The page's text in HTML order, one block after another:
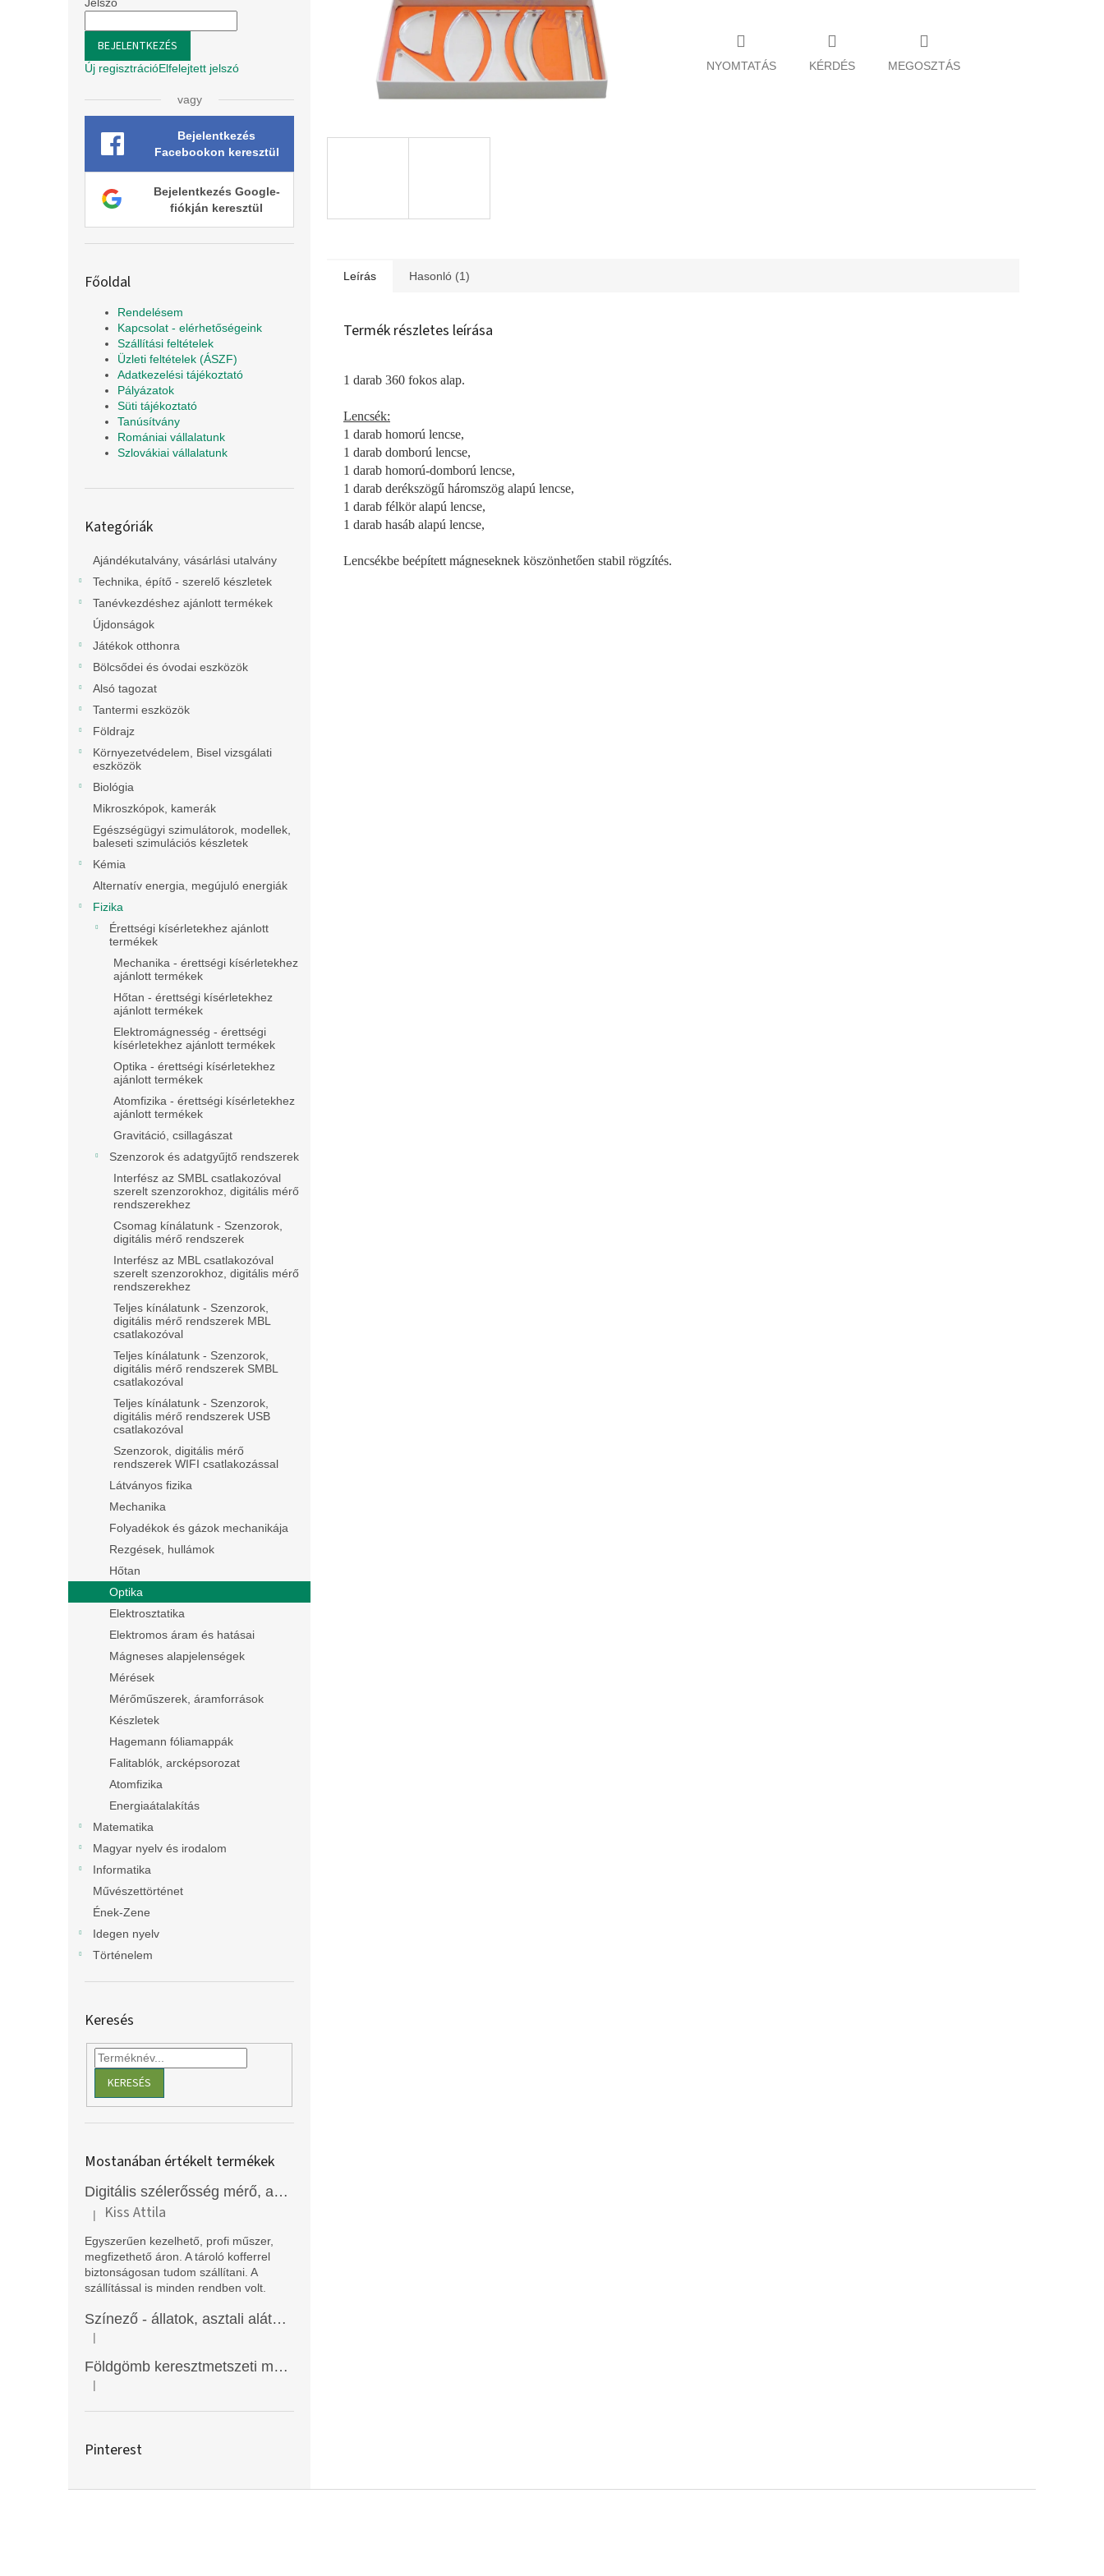
BEJELENTKEZÉS
Új regisztrációElfelejtett jelszó
vagy
Bejelentkezés
Facebookon keresztül
Bejelentkezés Google-
fiókján keresztül
Főoldal
Rendelésem
Kapcsolat - elérhetőségeink
Szállítási feltételek
Üzleti feltételek (ÁSZF)
Adatkezelési tájékoztató
Pályázatok
Süti tájékoztató
Tanúsítvány
Romániai vállalatunk
Szlovákiai vállalatunk
átugrása
Kategóriák
Ajándékutalvány, vásárlási utalvány
Technika, építő - szerelő készletek
Tanévkezdéshez ajánlott termékek
Újdonságok
Játékok otthonra
Bölcsődei és óvodai eszközök
Alsó tagozat
Tantermi eszközök
Földrajz
Környezetvédelem, Bisel vizsgálati
eszközök
Biológia
Mikroszkópok, kamerák
Egészségügyi szimulátorok, modellek,
baleseti szimulációs készletek
Kémia
Alternatív energia, megújuló energiák
Fizika
Érettségi kísérletekhez ajánlott
termékek
Mechanika - érettségi kísérletekhez
ajánlott termékek
Hőtan - érettségi kísérletekhez
ajánlott termékek
Elektromágnesség - érettségi
kísérletekhez ajánlott termékek
Optika - érettségi kísérletekhez
ajánlott termékek
Atomfizika - érettségi kísérletekhez
ajánlott termékek
Gravitáció, csillagászat
Szenzorok és adatgyűjtő rendszerek
Interfész az SMBL csatlakozóval
szerelt szenzorokhoz, digitális mérő
rendszerekhez
Csomag kínálatunk - Szenzorok,
digitális mérő rendszerek
Interfész az MBL csatlakozóval
szerelt szenzorokhoz, digitális mérő
rendszerekhez
Teljes kínálatunk - Szenzorok,
digitális mérő rendszerek MBL
csatlakozóval
Teljes kínálatunk - Szenzorok,
digitális mérő rendszerek SMBL
csatlakozóval
Teljes kínálatunk - Szenzorok,
digitális mérő rendszerek USB
csatlakozóval
Szenzorok, digitális mérő
rendszerek WIFI csatlakozással
Látványos fizika
Mechanika
Folyadékok és gázok mechanikája
Rezgések, hullámok
Hőtan
Optika
Elektrosztatika
Elektromos áram és hatásai
Mágneses alapjelenségek
Mérések
Mérőműszerek, áramforrások
Készletek
Hagemann fóliamappák
Falitablók, arcképsorozat
Atomfizika
Energiaátalakítás
Matematika
Magyar nyelv és irodalom
Informatika
Művészettörténet
Ének-Zene
Idegen nyelv
Történelem
Keresés
KERESÉS
Mostanában értékelt termékek
Digitális szélerősség mérő, anemométer, EM2250
A termék értékelése 5-ből 5 csillag.
| Kiss Attila
Egyszerűen kezelhető, profi műszer,
megfizethető áron. A tároló kofferrel
biztonságosan tudom szállítani. A
szállítással is minden rendben volt.
Színező - állatok, asztali alátét, Funny Mat
A termék értékelése 5-ből 5 csillag.
|
Földgömb keresztmetszeti modell
A termék értékelése 5-ből 5 csillag.
|
Pinterest
NYOMTATÁS KÉRDÉS MEGOSZTÁS
Leírás Hasonló (1)
Termék részletes leírása
1 darab 360 fokos alap.
Lencsék:
1 darab homorú lencse,
1 darab domború lencse,
1 darab homorú-domború lencse,
1 darab derékszögű háromszög alapú lencse,
1 darab félkör alapú lencse,
1 darab hasáb alapú lencse,
Lencsékbe beépített mágneseknek köszönhetően stabil rögzítés.